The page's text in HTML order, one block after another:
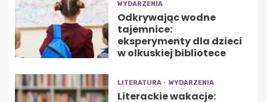
WYDARZENIA
Odkrywając wodne
tajemnice:
eksperymenty dla dzieci
w olkuskiej bibliotece
LITERATURA WYDARZENIA
Literackie wakacje: